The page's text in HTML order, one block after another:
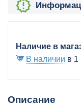
Наличие в
В наличии в 1
Описание